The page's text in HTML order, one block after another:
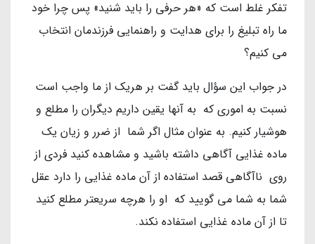
تفکر غلط است که «هر حرفی را باید شنید» پس چرا خود
ما راه تبلیغ را برای هدایت و راهنمایی فرزندمان انتخاب
می کنیم؟
در جواب این سؤال باید گفت بر هریک از ما واجب است
نسبت به اموری که به آنها یقین داریم دیگران را مطلع و
هوشیار کنیم. به عنوان مثال اگر شما از ضرر و زیان یک
ماده غذایی آگاهی داشته باشید و مشاهده کنید فردی از
روی ناآگاهی قصد استفاده از آن ماده غذایی را دارد عقل
شما به شما می گویید که او را هرچه سریعتر مطلع کنید
تا از آن ماده غذایی استفاده نکند.